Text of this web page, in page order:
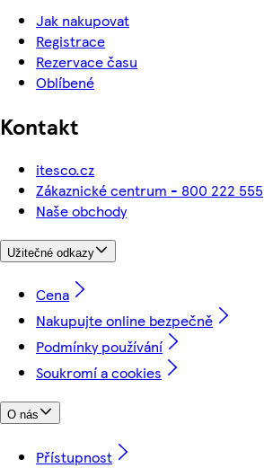
Jak nakupovat
Registrace
Rezervace času
Oblíbené
Kontakt
itesco.cz
Zákaznické centrum - 800 222 555
Naše obchody
Užitečné odkazy
Cena
Nakupujte online bezpečně
Podmínky používání
Soukromí a cookies
O nás
Přístupnost